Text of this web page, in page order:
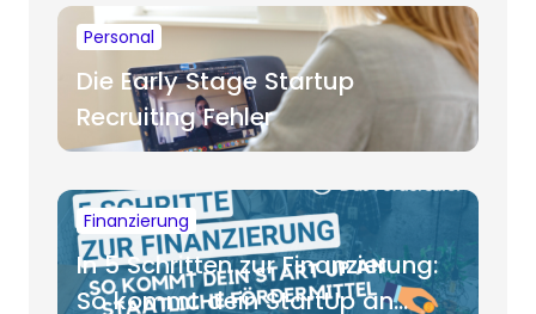
Personal
Die Early Stage Startup
Recruiting Fehler
Finanzierung
In 5 Schritten zur Finanzierung:
So kommt dein StartUp an